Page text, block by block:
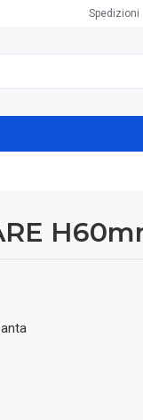
Spedizioni